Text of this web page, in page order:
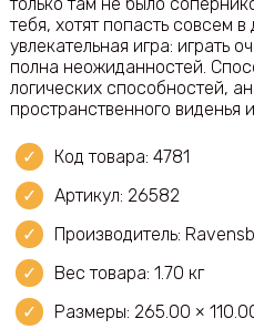
тебя, хотят попасть совсем
увлекательная игра: играть
полна неожиданностей.
логических способностей,
пространственного виденья
Код товара: 4781
Артикул: 26582
Производитель:
Вес товара: 1.70 кг
Размеры: 265.00 ×